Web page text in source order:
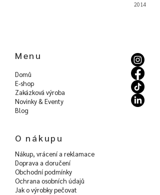
2014
Menu
Domů
E-shop
Zakázková výroba
Novinky & Eventy
Blog
O nákupu
Nákup, vrácení a reklamace
Doprava a doručení
Obchodní podmínky
Ochrana osobních údajů
Jak o výrobky pečovat